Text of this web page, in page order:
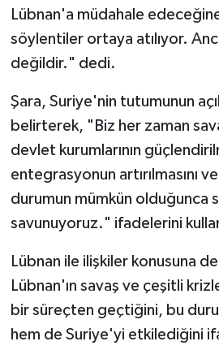
Lübnan'a müdahale
söylentiler ortaya atılıyor.
değildir." dedi.
Şara, Suriye'nin tutumunun
belirterek, "Biz her zaman
devlet kurumlarının
entegrasyonun artırılmasını
durumun mümkün olduğunca
savunuyoruz." ifadelerini
Lübnan ile ilişkiler konusuna
Lübnan'ın savaş ve çeşitli
bir süreçten geçtiğini, bu
hem de Suriye'yi etkilediğini